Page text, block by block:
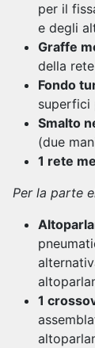
per il
e degli
Graffe
della
Fondo
superfici
Smalto
(due
1 rete
Per la parte
1